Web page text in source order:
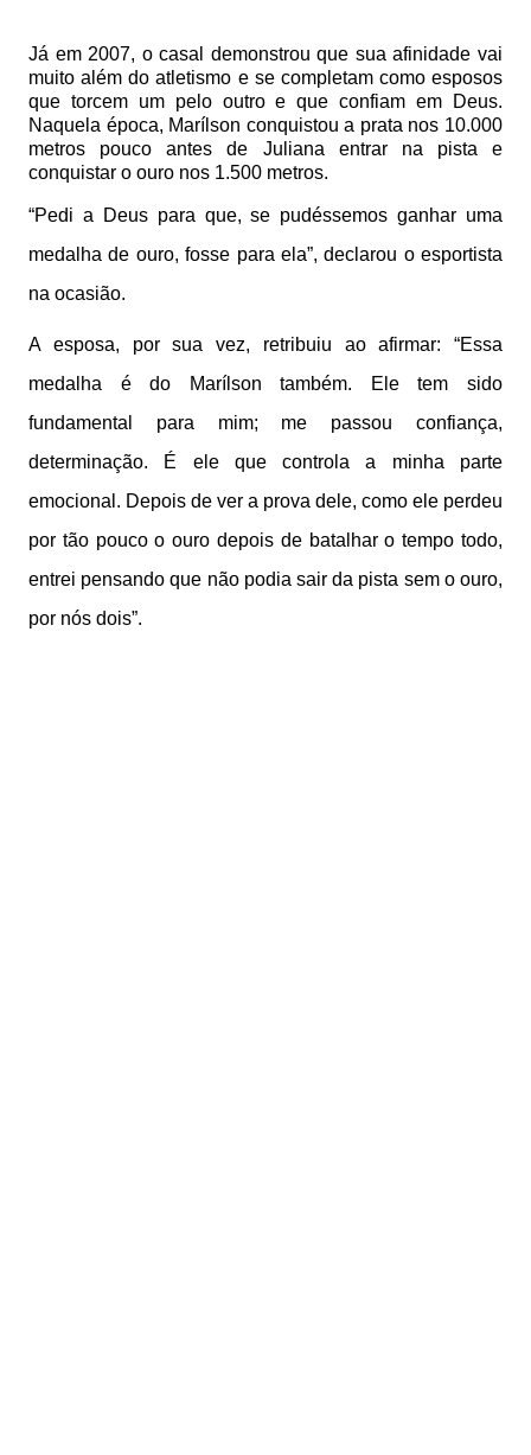
Já em 2007, o casal demonstrou que sua afinidade vai
muito além do atletismo e se completam como esposos
que torcem um pelo outro e que confiam em Deus.
Naquela época, Marílson conquistou a prata nos 10.000
metros pouco antes de Juliana entrar na pista e
conquistar o ouro nos 1.500 metros.
“Pedi a Deus para que, se pudéssemos ganhar uma
medalha de ouro, fosse para ela”, declarou o esportista
na ocasião.
A esposa, por sua vez, retribuiu ao afirmar: “Essa
medalha é do Marílson também. Ele tem sido
fundamental para mim; me passou confiança,
determinação. É ele que controla a minha parte
emocional. Depois de ver a prova dele, como ele perdeu
por tão pouco o ouro depois de batalhar o tempo todo,
entrei pensando que não podia sair da pista sem o ouro,
por nós dois”.